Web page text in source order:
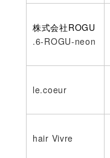
株式会社ROGU
.6-ROGU-neon
le.coeur
hair Vivre